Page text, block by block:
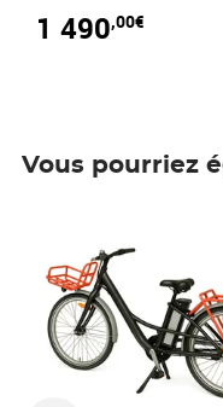
1 490,00€
Vous pourriez